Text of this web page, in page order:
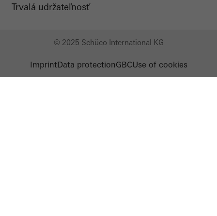
Trvalá udržateľnosť
© 2025 Schüco International KG
ImprintData protectionGBCUse of cookies